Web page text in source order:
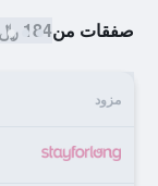
صفقات من184 ﷼
مزود